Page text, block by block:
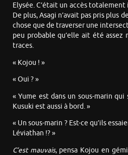
Elysée. C’était un accès
De plus, Asagi n’avait pas pris plus
chose que de traverser une
peu probable qu’elle ait été assez
traces.
« Kojou ! »
« Oui ? »
« Yume est dans un sous-marin
Kusuki est aussi à bord. »
« Un sous-marin ? Est-ce qu’ils
Léviathan !? »
C’est mauvais, pensa Kojou en